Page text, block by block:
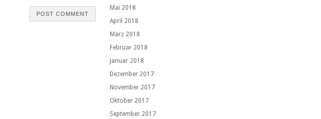
Mai 2018
April 2018
März 2018
Februar 2018
Januar 2018
Dezember 2017
November 2017
Oktober 2017
September 2017